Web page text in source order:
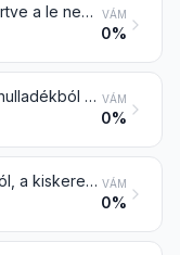
Selyemhulladék (beleértve a le nem gombolyítható selyemgubót, fonalhulladékot, a foszlatott anyagot is) VÁM
0%
Selyemfonal (a selyemhulladékból készült fonal kivételével), nem a kiskereskedelem számára szokásos módon kiszerelve VÁM
0%
Fonal selyemhulladékból, a kiskereskedelem számára szokásos módon kiszerelt fonal kivételével VÁM
0%